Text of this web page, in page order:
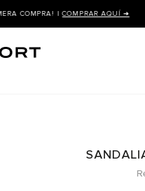
COMPRA! |COMPRAR AQUÍ ➜